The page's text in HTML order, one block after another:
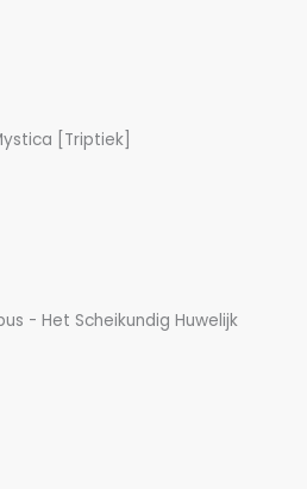
[Triptiek]
- Het Scheikundig Huwelijk